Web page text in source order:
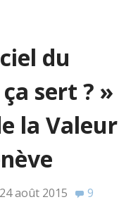
du
sert ? »
la Valeur
24 août 2015 9